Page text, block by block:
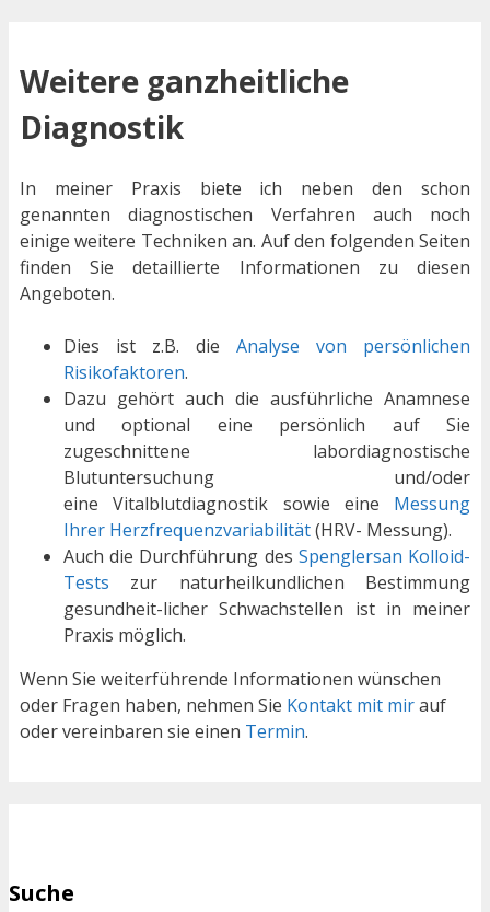
Weitere ganzheitliche
Diagnostik
In meiner Praxis biete ich neben den schon
genannten diagnostischen Verfahren auch noch
einige weitere Techniken an. Auf den folgenden Seiten
finden Sie detaillierte Informationen zu diesen
Angeboten.
Dies ist z.B. die Analyse von persönlichen
Risikofaktoren.
Dazu gehört auch die ausführliche Anamnese
und optional eine persönlich auf Sie
zugeschnittene labordiagnostische
Blutuntersuchung und/oder
eine Vitalblutdiagnostik sowie eine Messung
Ihrer Herzfrequenzvariabilität(HRV- Messung).
Auch die Durchführung des Spenglersan Kolloid-
Tests zur naturheilkundlichen Bestimmung
gesundheit-licher Schwachstellen ist in meiner
Praxis möglich.
Wenn Sie weiterführende Informationen wünschen
oder Fragen haben, nehmen Sie Kontakt mit mirauf
oder vereinbaren sie einen Termin.
Suche